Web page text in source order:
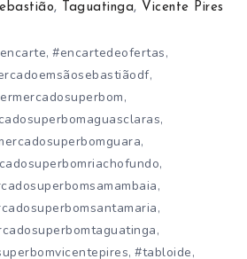
, Taguatinga, Vicente Pires
, #encartedeofertas,
,
,
,
,
,
,
,
,
,#tabloide,